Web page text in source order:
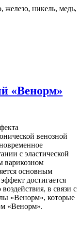
железо, никель, медь,
«Венорм»
венозной
с эластической
варикозном
основным
достигается
в связи с
«Венорм», которые
«Венорм».